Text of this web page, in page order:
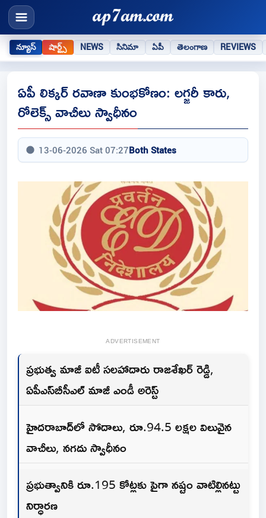
న్యూస్ షార్ట్స్ NEWS సినిమా ఏపీ తెలంగాణ REVIEWS
ఏపీ లిక్కర్ రవాణా కుంభకోణం: లగ్జరీ కారు,
రోలెక్స్ వాచీలు స్వాధీనం
13-06-2026 Sat 07:27Both States
ADVERTISEMENT
ప్రభుత్వ మాజీ ఐటీ సలహాదారు రాజశేఖర్ రెడ్డి,
ఏపీఎస్‌బీసీఎల్ మాజీ ఎండీ అరెస్ట్
హైదరాబాద్‌లో సోదాలు, రూ.94.5 లక్షల విలువైన
వాచీలు, నగదు స్వాధీనం
ప్రభుత్వానికి రూ.195 కోట్లకు పైగా నష్టం వాటిల్లినట్టు
నిర్ధారణ